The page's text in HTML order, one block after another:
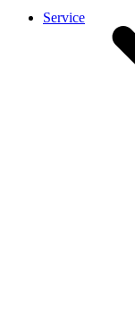
Service